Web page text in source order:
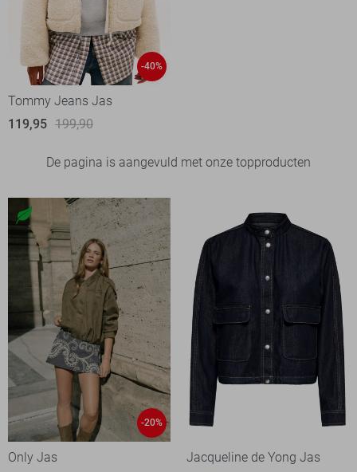
-40%
Tommy Jeans Jas
119,95 199,90
De pagina is aangevuld met onze topproducten
-20%
Only Jas
Jacqueline de Yong Jas